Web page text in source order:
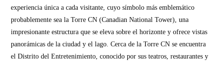
experiencia única a cada visitante, cuyo símbolo más emblemático
probablemente sea la Torre CN (Canadian National Tower), una
impresionante estructura que se eleva sobre el horizonte y ofrece vistas
panorámicas de la ciudad y el lago. Cerca de la Torre CN se encuentra
el Distrito del Entretenimiento, conocido por sus teatros, restaurantes y